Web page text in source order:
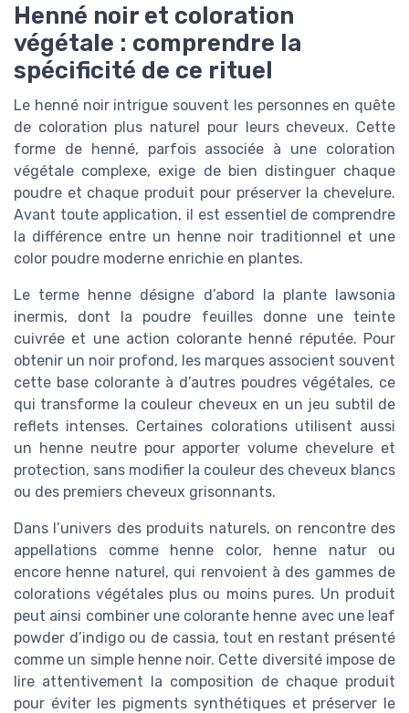
Henné noir et coloration
végétale : comprendre la
spécificité de ce rituel
Le henné noir intrigue souvent les personnes en quête
de coloration plus naturel pour leurs cheveux. Cette
forme de henné, parfois associée à une coloration
végétale complexe, exige de bien distinguer chaque
poudre et chaque produit pour préserver la chevelure.
Avant toute application, il est essentiel de comprendre
la différence entre un henne noir traditionnel et une
color poudre moderne enrichie en plantes.
Le terme henne désigne d’abord la plante lawsonia
inermis, dont la poudre feuilles donne une teinte
cuivrée et une action colorante henné réputée. Pour
obtenir un noir profond, les marques associent souvent
cette base colorante à d’autres poudres végétales, ce
qui transforme la couleur cheveux en un jeu subtil de
reflets intenses. Certaines colorations utilisent aussi
un henne neutre pour apporter volume chevelure et
protection, sans modifier la couleur des cheveux blancs
ou des premiers cheveux grisonnants.
Dans l’univers des produits naturels, on rencontre des
appellations comme henne color, henne natur ou
encore henne naturel, qui renvoient à des gammes de
colorations végétales plus ou moins pures. Un produit
peut ainsi combiner une colorante henne avec une leaf
powder d’indigo ou de cassia, tout en restant présenté
comme un simple henne noir. Cette diversité impose de
lire attentivement la composition de chaque produit
pour éviter les pigments synthétiques et préserver le